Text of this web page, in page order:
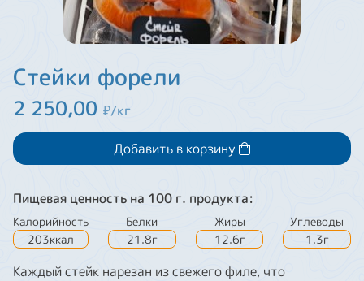
Стейки форели
2 250,00 ₽/кг
Добавить в корзину
Пищевая ценность на 100 г. продукта:
Калорийность
203ккал
Белки
21.8г
Жиры
12.6г
Углеводы
1.3г
Каждый стейк нарезан из свежего филе, что